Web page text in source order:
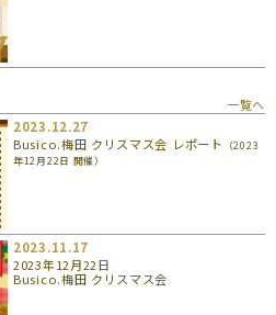
一覧へ
2023.12.27
Busico.梅田 クリスマス会 レポート
（2023
年12月22日 開催）
2023.11.17
2023年12月22日
Busico.梅田 クリスマス会